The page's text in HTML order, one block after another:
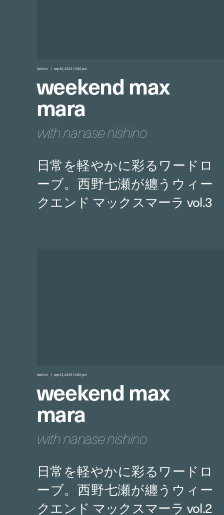
fashion sep 30, 2025 12:00 pm
weekend max
mara
with nanase nishino
fashion sep 23, 2025 12:00 pm
weekend max
mara
with nanase nishino